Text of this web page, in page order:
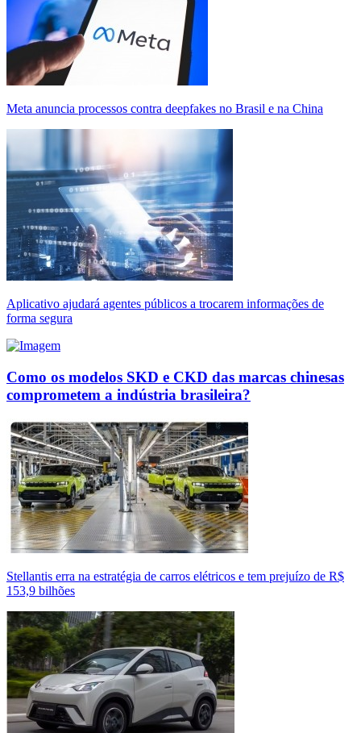
Meta anuncia processos contra deepfakes no Brasil e na China
Aplicativo ajudará agentes públicos a trocarem informações de
forma segura
Como os modelos SKD e CKD das marcas chinesas
comprometem a indústria brasileira?
Stellantis erra na estratégia de carros elétricos e tem prejuízo de R$
153,9 bilhões